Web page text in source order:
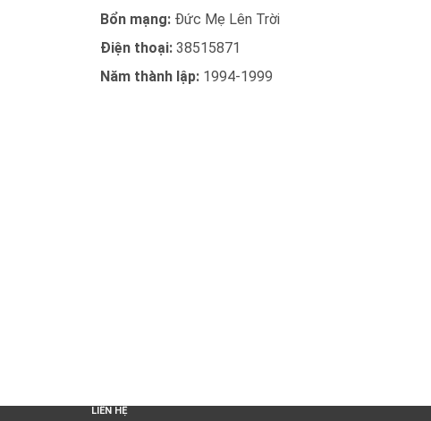
Bổn mạng: Đức Mẹ Lên Trời
Điện thoại: 38515871
Năm thành lập: 1994-1999
LIÊN HỆ